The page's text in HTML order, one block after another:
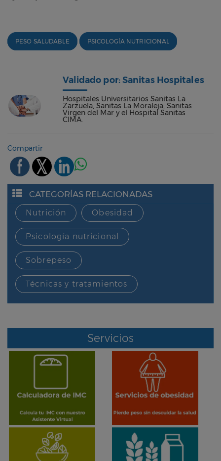
PESO SALUDABLE PSICOLOGÍA NUTRICIONAL
Validado por: Sanitas Hospitales
Hospitales Universitarios Sanitas La
Zarzuela, Sanitas La Moraleja, Sanitas
Virgen del Mar y el Hospital Sanitas
CIMA.
Compartir
CATEGORÍAS RELACIONADAS
Nutrición Obesidad
Psicología nutricional
Sobrepeso
Técnicas y tratamientos
Servicios